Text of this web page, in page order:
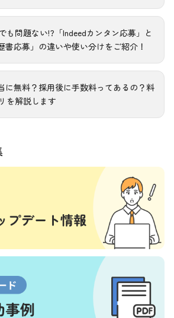
も問題ない!?「Indeedカンタン応募」と
書応募」の違いや使い分けをご紹介！
に無料？採用後に手数料ってあるの？料
を解説します